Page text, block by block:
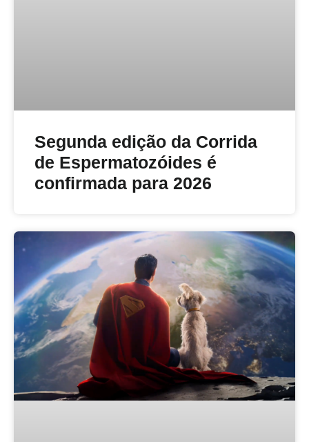
Segunda edição da Corrida
de Espermatozóides é
confirmada para 2026